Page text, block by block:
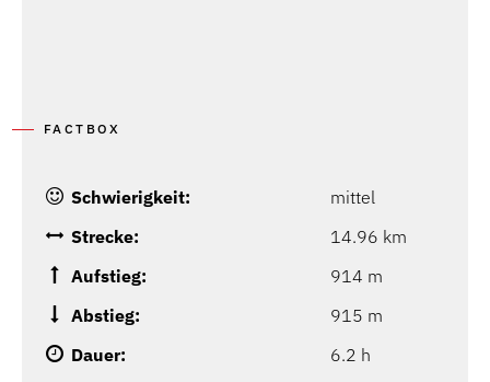
FACTBOX
Schwierigkeit:
mittel
Strecke:
14.96 km
Aufstieg:
914 m
Abstieg:
915 m
Dauer:
6.2 h